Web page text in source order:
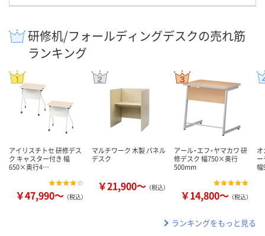
研修机/フォールディングデスクの売れ筋
ランキング
アイリスチトセ 研修デス
ク キャスター付き 幅
650×奥行4…
￥47,990～ （税込）
マルチワーク 木製 パネル
デスク
￥21,900～ （税込）
アール・エフ・ヤマカワ 研
修デスク 幅750×奥行
500mm
￥14,800～ （税込）
ランキングをもっと見る